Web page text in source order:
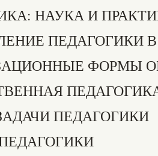
НАУКА И
ПЕДАГОГИКИ
ФОРМЫ
ПЕДАГОГИКИ